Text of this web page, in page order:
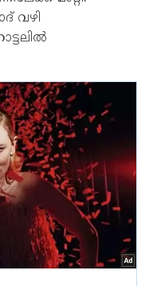
വഴി